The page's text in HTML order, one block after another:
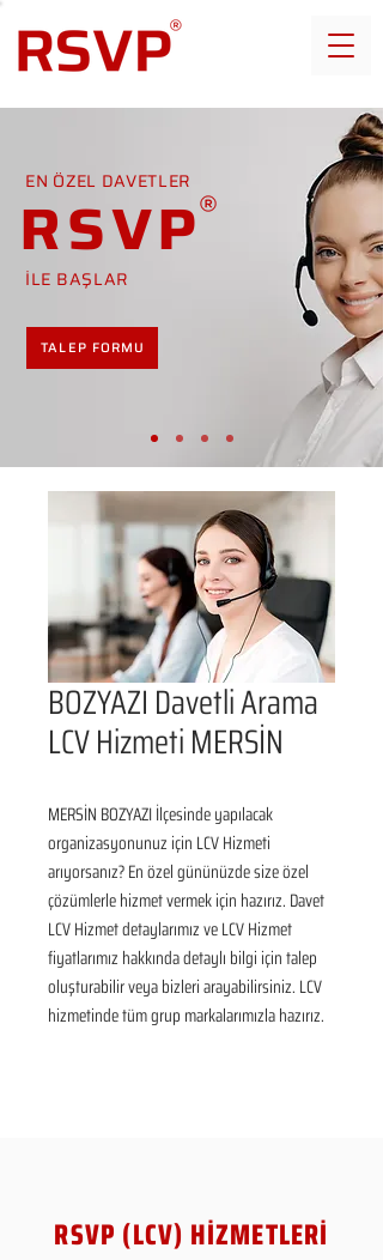
EN ÖZEL DAVETLER
RSVP
İLE BAŞLAR
TALEP FORMU
BOZYAZI Davetli Arama
LCV Hizmeti MERSİN
MERSİN BOZYAZI İlçesinde yapılacak
organizasyonunuz için LCV Hizmeti
arıyorsanız? En özel gününüzde size özel
çözümlerle hizmet vermek için hazırız. Davet
LCV Hizmet detaylarımız ve LCV Hizmet
fiyatlarımız hakkında detaylı bilgi için talep
oluşturabilir veya bizleri arayabilirsiniz. LCV
hizmetinde tüm grup markalarımızla hazırız.
RSVP (LCV) HİZMETLERİ